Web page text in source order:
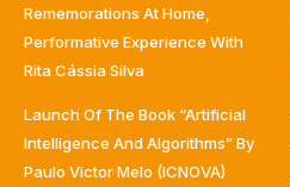
Rememorations At Home,
Performative Experience With
Rita Cássia Silva
Launch Of The Book “Artificial
Intelligence And Algorithms” By
Paulo Victor Melo (ICNOVA)